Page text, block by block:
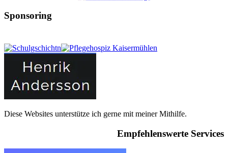
Sponsoring
Diese Websites unterstütze ich gerne mit meiner Mithilfe.
Empfehlenswerte Services